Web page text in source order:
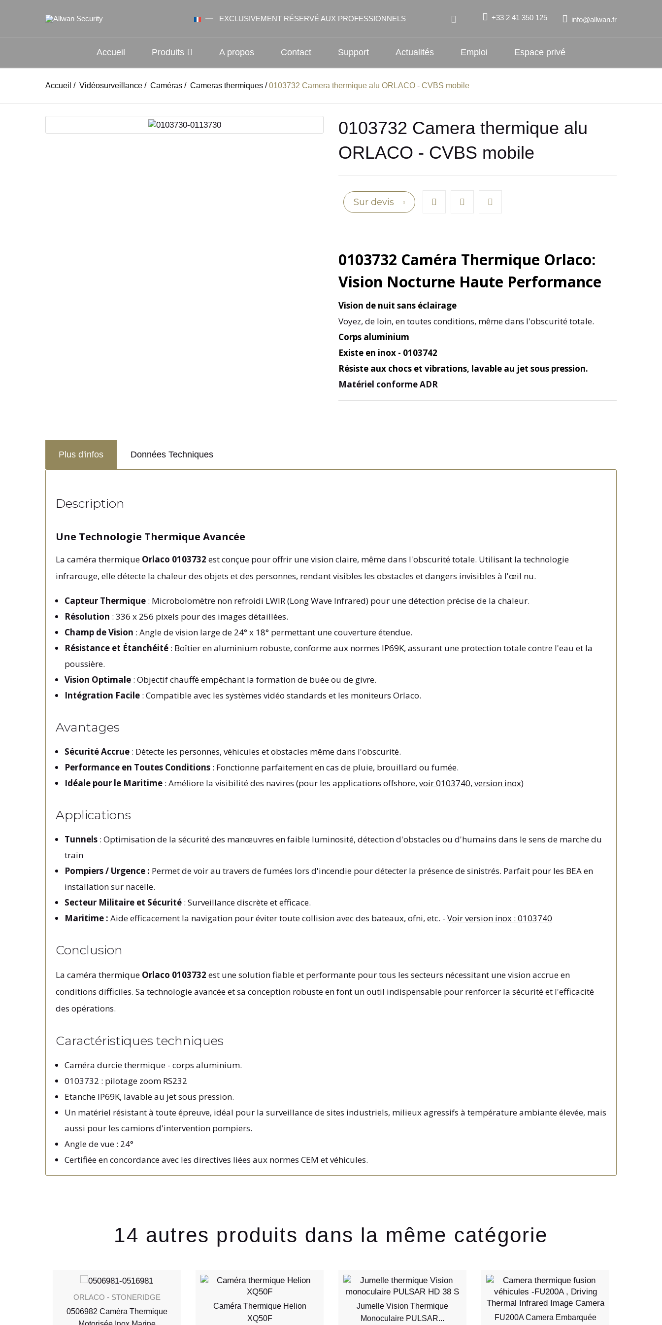
EXCLUSIVEMENT RÉSERVÉ AUX PROFESSIONNELS +33 2 41 350 125 info@allwan.fr
Accueil Produits A propos Contact Support Actualités Emploi Espace privé
Accueil / Vidéosurveillance / Caméras / Cameras thermiques / 0103732 Camera thermique alu ORLACO - CVBS mobile
0103732 Camera thermique alu
ORLACO - CVBS mobile
Sur devis
0103732 Caméra Thermique Orlaco:
Vision Nocturne Haute Performance
Vision de nuit sans éclairage
Voyez, de loin, en toutes conditions, même dans l'obscurité totale.
Corps aluminium
Existe en inox - 0103742
Résiste aux chocs et vibrations, lavable au jet sous pression.
Matériel conforme ADR
Plus d'infos Données Techniques
Description
Une Technologie Thermique Avancée
La caméra thermique Orlaco 0103732 est conçue pour offrir une vision claire, même dans l'obscurité totale. Utilisant la technologie
infrarouge, elle détecte la chaleur des objets et des personnes, rendant visibles les obstacles et dangers invisibles à l'œil nu.
Capteur Thermique : Microbolomètre non refroidi LWIR (Long Wave Infrared) pour une détection précise de la chaleur.
Résolution : 336 x 256 pixels pour des images détaillées.
Champ de Vision : Angle de vision large de 24° x 18° permettant une couverture étendue.
Résistance et Étanchéité : Boîtier en aluminium robuste, conforme aux normes IP69K, assurant une protection totale contre l'eau et la
poussière.
Vision Optimale : Objectif chauffé empêchant la formation de buée ou de givre.
Intégration Facile : Compatible avec les systèmes vidéo standards et les moniteurs Orlaco.
Avantages
Sécurité Accrue : Détecte les personnes, véhicules et obstacles même dans l'obscurité.
Performance en Toutes Conditions : Fonctionne parfaitement en cas de pluie, brouillard ou fumée.
Idéale pour le Maritime : Améliore la visibilité des navires (pour les applications offshore, voir 0103740, version inox)
Applications
Tunnels : Optimisation de la sécurité des manœuvres en faible luminosité, détection d'obstacles ou d'humains dans le sens de marche du
train
Pompiers / Urgence : Permet de voir au travers de fumées lors d'incendie pour détecter la présence de sinistrés. Parfait pour les BEA en
installation sur nacelle.
Secteur Militaire et Sécurité : Surveillance discrète et efficace.
Maritime : Aide efficacement la navigation pour éviter toute collision avec des bateaux, ofni, etc. - Voir version inox : 0103740
Conclusion
La caméra thermique Orlaco 0103732 est une solution fiable et performante pour tous les secteurs nécessitant une vision accrue en
conditions difficiles. Sa technologie avancée et sa conception robuste en font un outil indispensable pour renforcer la sécurité et l'efficacité
des opérations.
Caractéristiques techniques
Caméra durcie thermique - corps aluminium.
0103732 : pilotage zoom RS232
Etanche IP69K, lavable au jet sous pression.
Un matériel résistant à toute épreuve, idéal pour la surveillance de sites industriels, milieux agressifs à température ambiante élevée, mais
aussi pour les camions d'intervention pompiers.
Angle de vue : 24°
Certifiée en concordance avec les directives liées aux normes CEM et véhicules.
14 autres produits dans la même catégorie
ORLACO - STONERIDGE
0506982 Caméra Thermique
Caméra Thermique Helion
XQ50F
Jumelle Vision Thermique
Monoculaire PULSAR...
FU200A Camera Embarquée